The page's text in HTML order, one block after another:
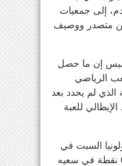
إلى جمعيات
متصدر ووصيف
إن ما حصل
الرياضي
الذي لم يحدد بعد
للعبة
السبت في
المرحلة 29، الـ “سيريا أ” برصيد 65 نقطة في سعيه